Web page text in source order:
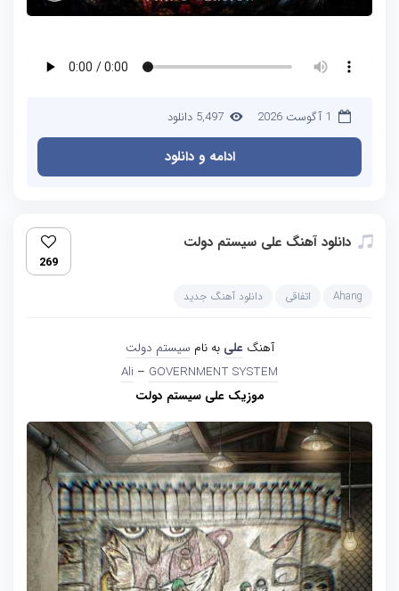
1 آگوست 2026 5,497 دانلود
ادامه و دانلود
دانلود آهنگ علی سیستم‌ دولت
269
Ahang اتفاقی دانلود آهنگ جدید
آهنگعلی به نام سیستم‌ دولت
Ali – GOVERNMENT SYSTEM
موزیک علی سیستم‌ دولت